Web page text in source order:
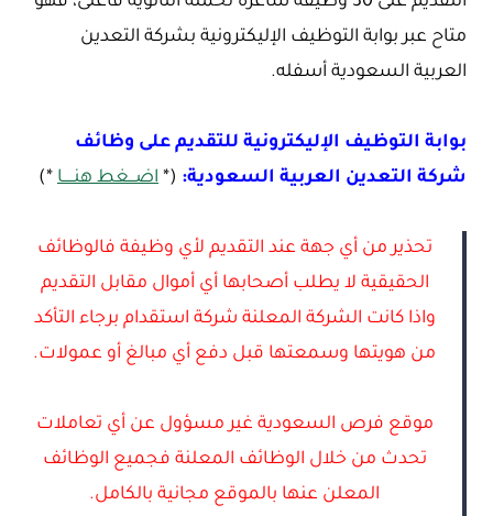
متاح عبر بوابة التوظيف الإليكترونية بشركة التعدين
العربية السعودية أسفله.
بوابة التوظيف الإليكترونية للتقديم على وظائف
شركة التعدين العربية السعودية: (* اضـــغط هنـــــا *)
تحذير من أي جهة عند التقديم لأي وظيفة فالوظائف
الحقيقية لا يطلب أصحابها أي أموال مقابل التقديم
واذا كانت الشركة المعلنة شركة استقدام برجاء التأكد
من هويتها وسمعتها قبل دفع أي مبالغ أو عمولات.
موقع فرص السعودية غير مسؤول عن أي تعاملات
تحدث من خلال الوظائف المعلنة فجميع الوظائف
المعلن عنها بالموقع مجانية بالكامل.